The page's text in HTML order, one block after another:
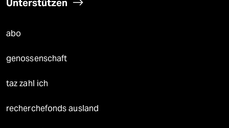
Unterstützen
abo
genossenschaft
taz zahl ich
recherchefonds ausland